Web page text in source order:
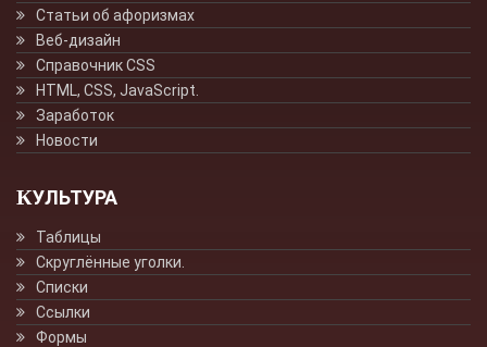
Статьи об афоризмах
Веб-дизайн
Справочник CSS
HTML, CSS, JavaScript.
Заработок
Новости
КУЛЬТУРА
Таблицы
Скруглённые уголки.
Списки
Ссылки
Формы